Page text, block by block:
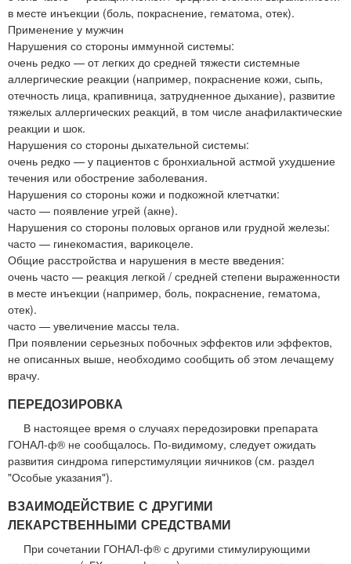
в месте инъекции (боль, покраснение, гематома, отек).
Применение у мужчин
Нарушения со стороны иммунной системы:
очень редко — от легких до средней тяжести системные
аллергические реакции (например, покраснение кожи, сыпь,
отечность лица, крапивница, затрудненное дыхание), развитие
тяжелых аллергических реакций, в том числе анафилактические
реакции и шок.
Нарушения со стороны дыхательной системы:
очень редко — у пациентов с бронхиальной астмой ухудшение
течения или обострение заболевания.
Нарушения со стороны кожи и подкожной клетчатки:
часто — появление угрей (акне).
Нарушения со стороны половых органов или грудной железы:
часто — гинекомастия, варикоцеле.
Общие расстройства и нарушения в месте введения:
очень часто — реакция легкой / средней степени выраженности
в месте инъекции (например, боль, покраснение, гематома,
отек).
часто — увеличение массы тела.
При появлении серьезных побочных эффектов или эффектов,
не описанных выше, необходимо сообщить об этом лечащему
врачу.
ПЕРЕДОЗИРОВКА
В настоящее время о случаях передозировки препарата
ГОНАЛ-ф® не сообщалось. По-видимому, следует ожидать
развития синдрома гиперстимуляции яичников (см. раздел
"Особые указания").
ВЗАИМОДЕЙСТВИЕ С ДРУГИМИ
ЛЕКАРСТВЕННЫМИ СРЕДСТВАМИ
При сочетании ГОНАЛ-ф® с другими стимулирующими